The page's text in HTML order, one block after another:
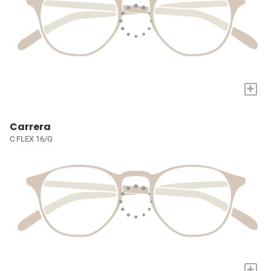
+
Carrera
C FLEX 16/G